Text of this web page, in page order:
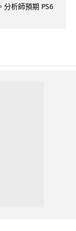
分析師預期 PS6